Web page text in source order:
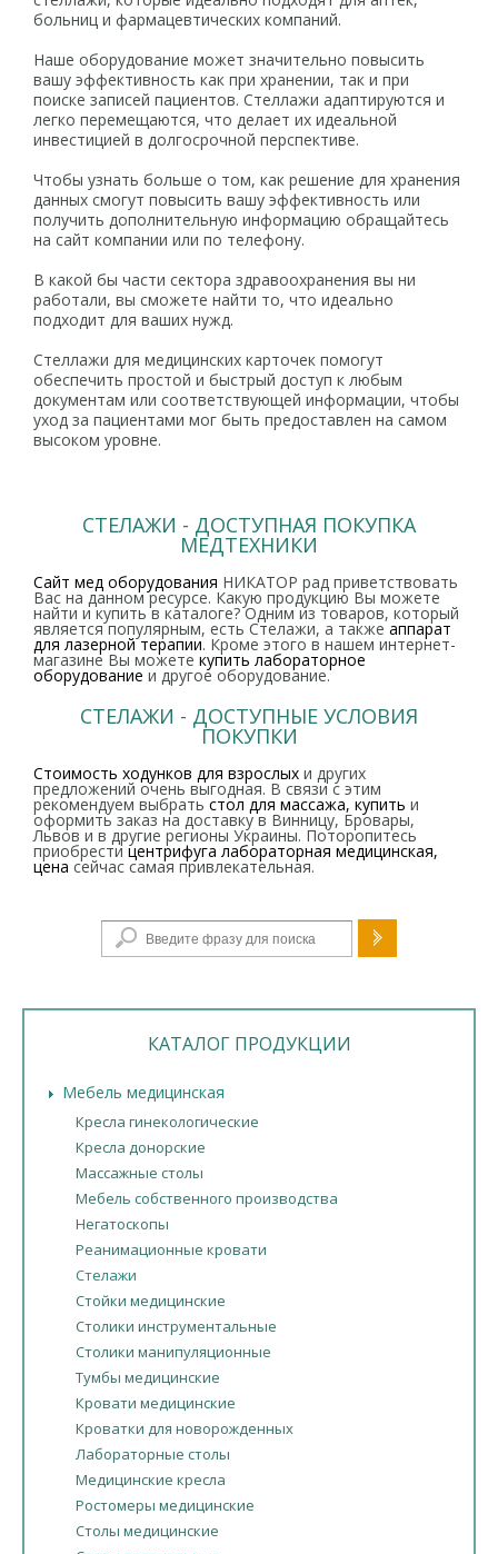
больниц и фармацевтических компаний.
Наше оборудование может значительно повысить
вашу эффективность как при хранении, так и при
поиске записей пациентов. Стеллажи адаптируются и
легко перемещаются, что делает их идеальной
инвестицией в долгосрочной перспективе.
Чтобы узнать больше о том, как решение для хранения
данных смогут повысить вашу эффективность или
получить дополнительную информацию обращайтесь
на сайт компании или по телефону.
В какой бы части сектора здравоохранения вы ни
работали, вы сможете найти то, что идеально
подходит для ваших нужд.
Стеллажи для медицинских карточек помогут
обеспечить простой и быстрый доступ к любым
документам или соответствующей информации, чтобы
уход за пациентами мог быть предоставлен на самом
высоком уровне.
СТЕЛАЖИ - ДОСТУПНАЯ ПОКУПКА
МЕДТЕХНИКИ
Сайт мед оборудования НИКАТОР рад приветствовать
Вас на данном ресурсе. Какую продукцию Вы можете
найти и купить в каталоге? Одним из товаров, который
является популярным, есть Стелажи, а такжеаппарат
для лазерной терапии. Кроме этого в нашем интернет-
магазине Вы можете купить лабораторное
оборудование и другое оборудование.
СТЕЛАЖИ - ДОСТУПНЫЕ УСЛОВИЯ
ПОКУПКИ
Стоимость ходунков для взрослых и других
предложений очень выгодная. В связи с этим
рекомендуем выбрать стол для массажа, купить и
оформить заказ на доставку в Винницу, Бровары,
Львов и в другие регионы Украины. Поторопитесь
приобрести центрифуга лабораторная медицинская,
цена сейчас самая привлекательная.
Форма поиска
КАТАЛОГ ПРОДУКЦИИ
Мебель медицинская
Кресла гинекологические
Кресла донорские
Массажные столы
Мебель собственного производства
Негатоскопы
Реанимационные кровати
Стелажи
Стойки медицинские
Столики инструментальные
Столики манипуляционные
Тумбы медицинские
Кровати медицинские
Кроватки для новорожденных
Лабораторные столы
Медицинские кресла
Ростомеры медицинские
Столы медицинские